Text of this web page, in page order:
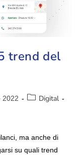
trend del
2022
Digital
ma anche di
su quali trend